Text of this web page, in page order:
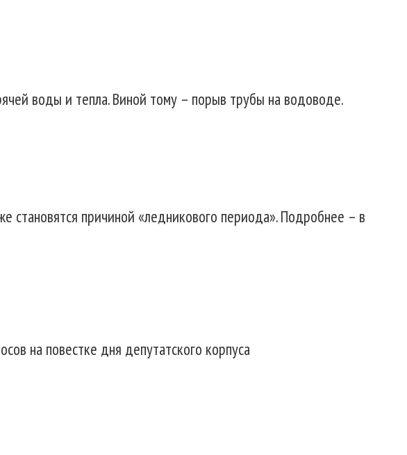
воды и тепла. Виной тому – порыв трубы на водоводе.
становятся причиной «ледникового периода». Подробнее – в
на повестке дня депутатского корпуса